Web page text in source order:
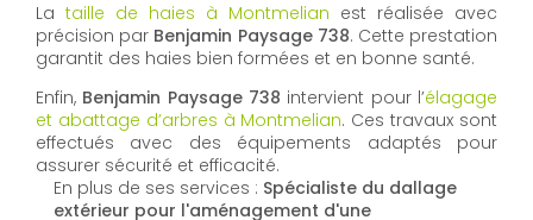
La taille de haies à Montmelian est réalisée avec
précision par Benjamin Paysage 738. Cette prestation
garantit des haies bien formées et en bonne santé.
Enfin, Benjamin Paysage 738 intervient pour l’élagage
et abattage d’arbres à Montmelian. Ces travaux sont
effectués avec des équipements adaptés pour
assurer sécurité et efficacité.
En plus de ses services : Spécialiste du dallage
extérieur pour l'aménagement d'une